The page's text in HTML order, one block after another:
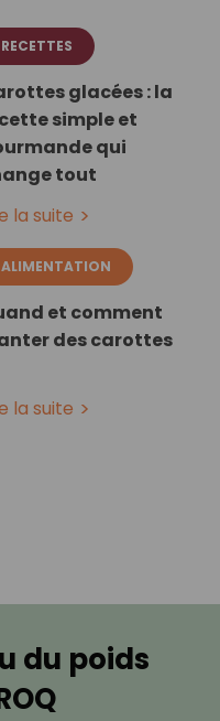
RECETTES
glacées : la
simple et
qui
tout
la suite
ALIMENTATION
et comment
des carottes
la suite
du poids